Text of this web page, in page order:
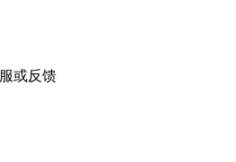
或反馈